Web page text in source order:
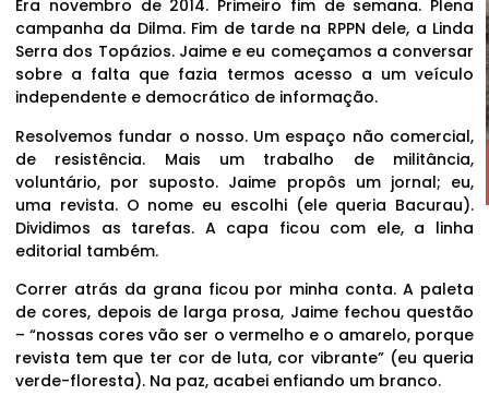
Era novembro de 2014. Primeiro fim de semana. Plena
campanha da Dilma. Fim de tarde na RPPN dele, a Linda
Serra dos Topázios. Jaime e eu começamos a conversar
sobre a falta que fazia termos acesso a um veículo
independente e democrático de informação.
Resolvemos fundar o nosso. Um espaço não comercial,
de resistência. Mais um trabalho de militância,
voluntário, por suposto. Jaime propôs um jornal; eu,
uma revista. O nome eu escolhi (ele queria Bacurau).
Dividimos as tarefas. A capa ficou com ele, a linha
editorial também.
Correr atrás da grana ficou por minha conta. A paleta
de cores, depois de larga prosa, Jaime fechou questão
– “nossas cores vão ser o vermelho e o amarelo, porque
revista tem que ter cor de luta, cor vibrante” (eu queria
verde-floresta). Na paz, acabei enfiando um branco.